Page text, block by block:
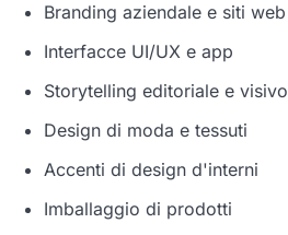
Branding aziendale e siti web
Interfacce UI/UX e app
Storytelling editoriale e visivo
Design di moda e tessuti
Accenti di design d'interni
Imballaggio di prodotti